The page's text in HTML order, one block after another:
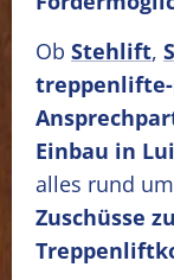
Ob Stehlift,
Einbau in
alles rund
Zuschüsse